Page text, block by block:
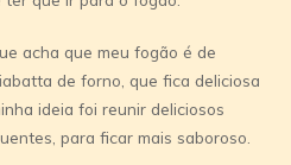
acha que meu fogão é de
de forno, que fica deliciosa
ideia foi reunir deliciosos
para ficar mais saboroso.